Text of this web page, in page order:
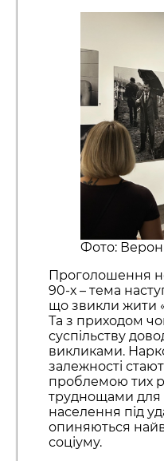
Фото:
Проголошення
90-х – тема
що звикли жити
Та з приходом
суспільству
викликами.
залежності
проблемою тих
труднощами для
населення під
опиняються
соціуму.